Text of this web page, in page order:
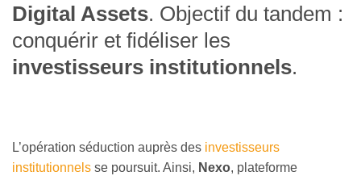
Digital Assets. Objectif du tandem :
conquérir et fidéliser les
investisseurs institutionnels.
L’opération séduction auprès des investisseurs
institutionnels se poursuit. Ainsi, Nexo, plateforme